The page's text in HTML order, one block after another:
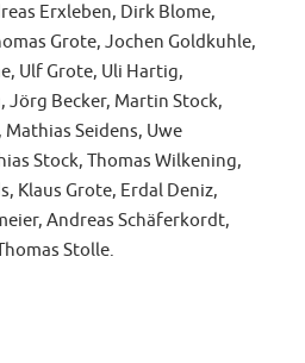
Erxleben, Dirk Blome,
Grote, Jochen Goldkuhle,
Ulf Grote, Uli Hartig,
Jörg Becker, Martin Stock,
Mathias Seidens, Uwe
Stock, Thomas Wilkening,
Klaus Grote, Erdal Deniz,
Andreas Schäferkordt,
Stolle.